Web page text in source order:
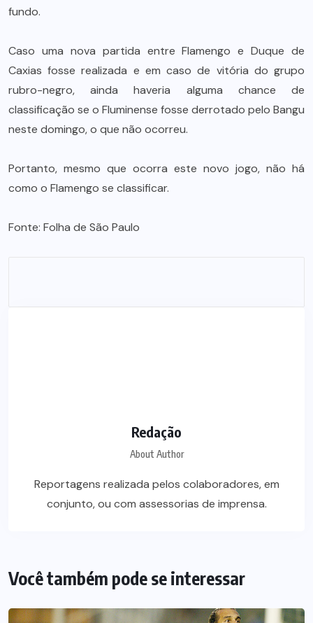
fundo.
Caso uma nova partida entre Flamengo e Duque de
Caxias fosse realizada e em caso de vitória do grupo
rubro-negro, ainda haveria alguma chance de
classificação se o Fluminense fosse derrotado pelo Bangu
neste domingo, o que não ocorreu.
Portanto, mesmo que ocorra este novo jogo, não há
como o Flamengo se classificar.
Fonte: Folha de São Paulo
Redação
About Author
Reportagens realizada pelos colaboradores, em
conjunto, ou com assessorias de imprensa.
Você também pode se interessar